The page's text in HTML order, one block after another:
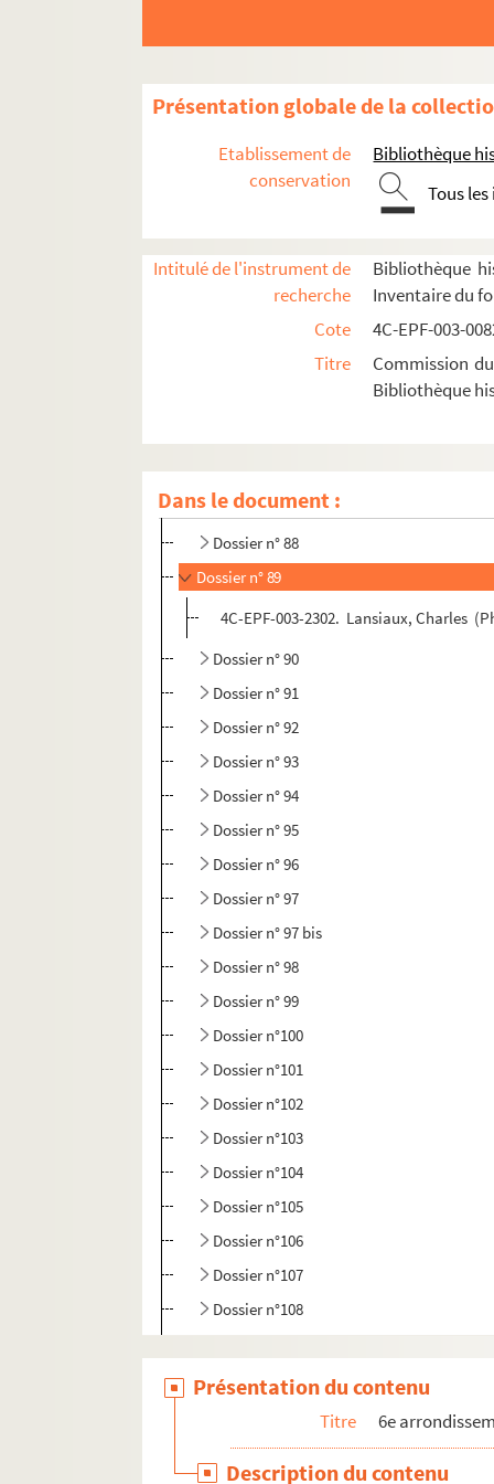
Présentation globale de la
Etablissement de
conservation
Bibliothèque
Tous
Intitulé de l'instrument de
recherche
Bibliothèque
Inventaire du
Cote
4C-EPF-003-
Titre
Commission
Bibliothèque
Dans le document :
Dossier n° 73 bis
Dossier n° 75
Dossier n° 77
Dossier n° 77 bis
Dossier n° 78
Dossier n° 84
Dossier n° 85
Dossier n° 86
Dossier n° 88
Dossier n° 89
4C-EPF-003-2302. Lansiaux, Charles
Dossier n° 90
Dossier n° 91
Dossier n° 92
Dossier n° 93
Dossier n° 94
Dossier n° 95
Dossier n° 96
Dossier n° 97
Dossier n° 97 bis
Dossier n° 98
Dossier n° 99
Dossier n°100
Dossier n°101
Dossier n°102
Dossier n°103
Dossier n°104
Dossier n°105
Dossier n°106
Dossier n°107
Dossier n°108
Dossier n°109 bis
Dossier n°110 bis
Présentation du contenu
Titre 6e
Description du contenu